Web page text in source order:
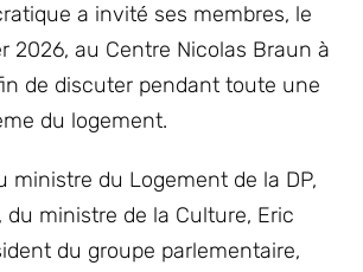
a invité ses membres, le
2026, au Centre Nicolas Braun à
de discuter pendant toute une
du logement.
ministre du Logement de la DP,
du ministre de la Culture, Eric
du groupe parlementaire,